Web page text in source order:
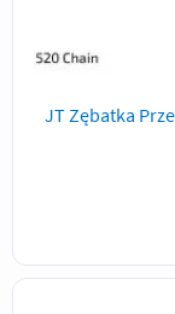
JT Zębatka